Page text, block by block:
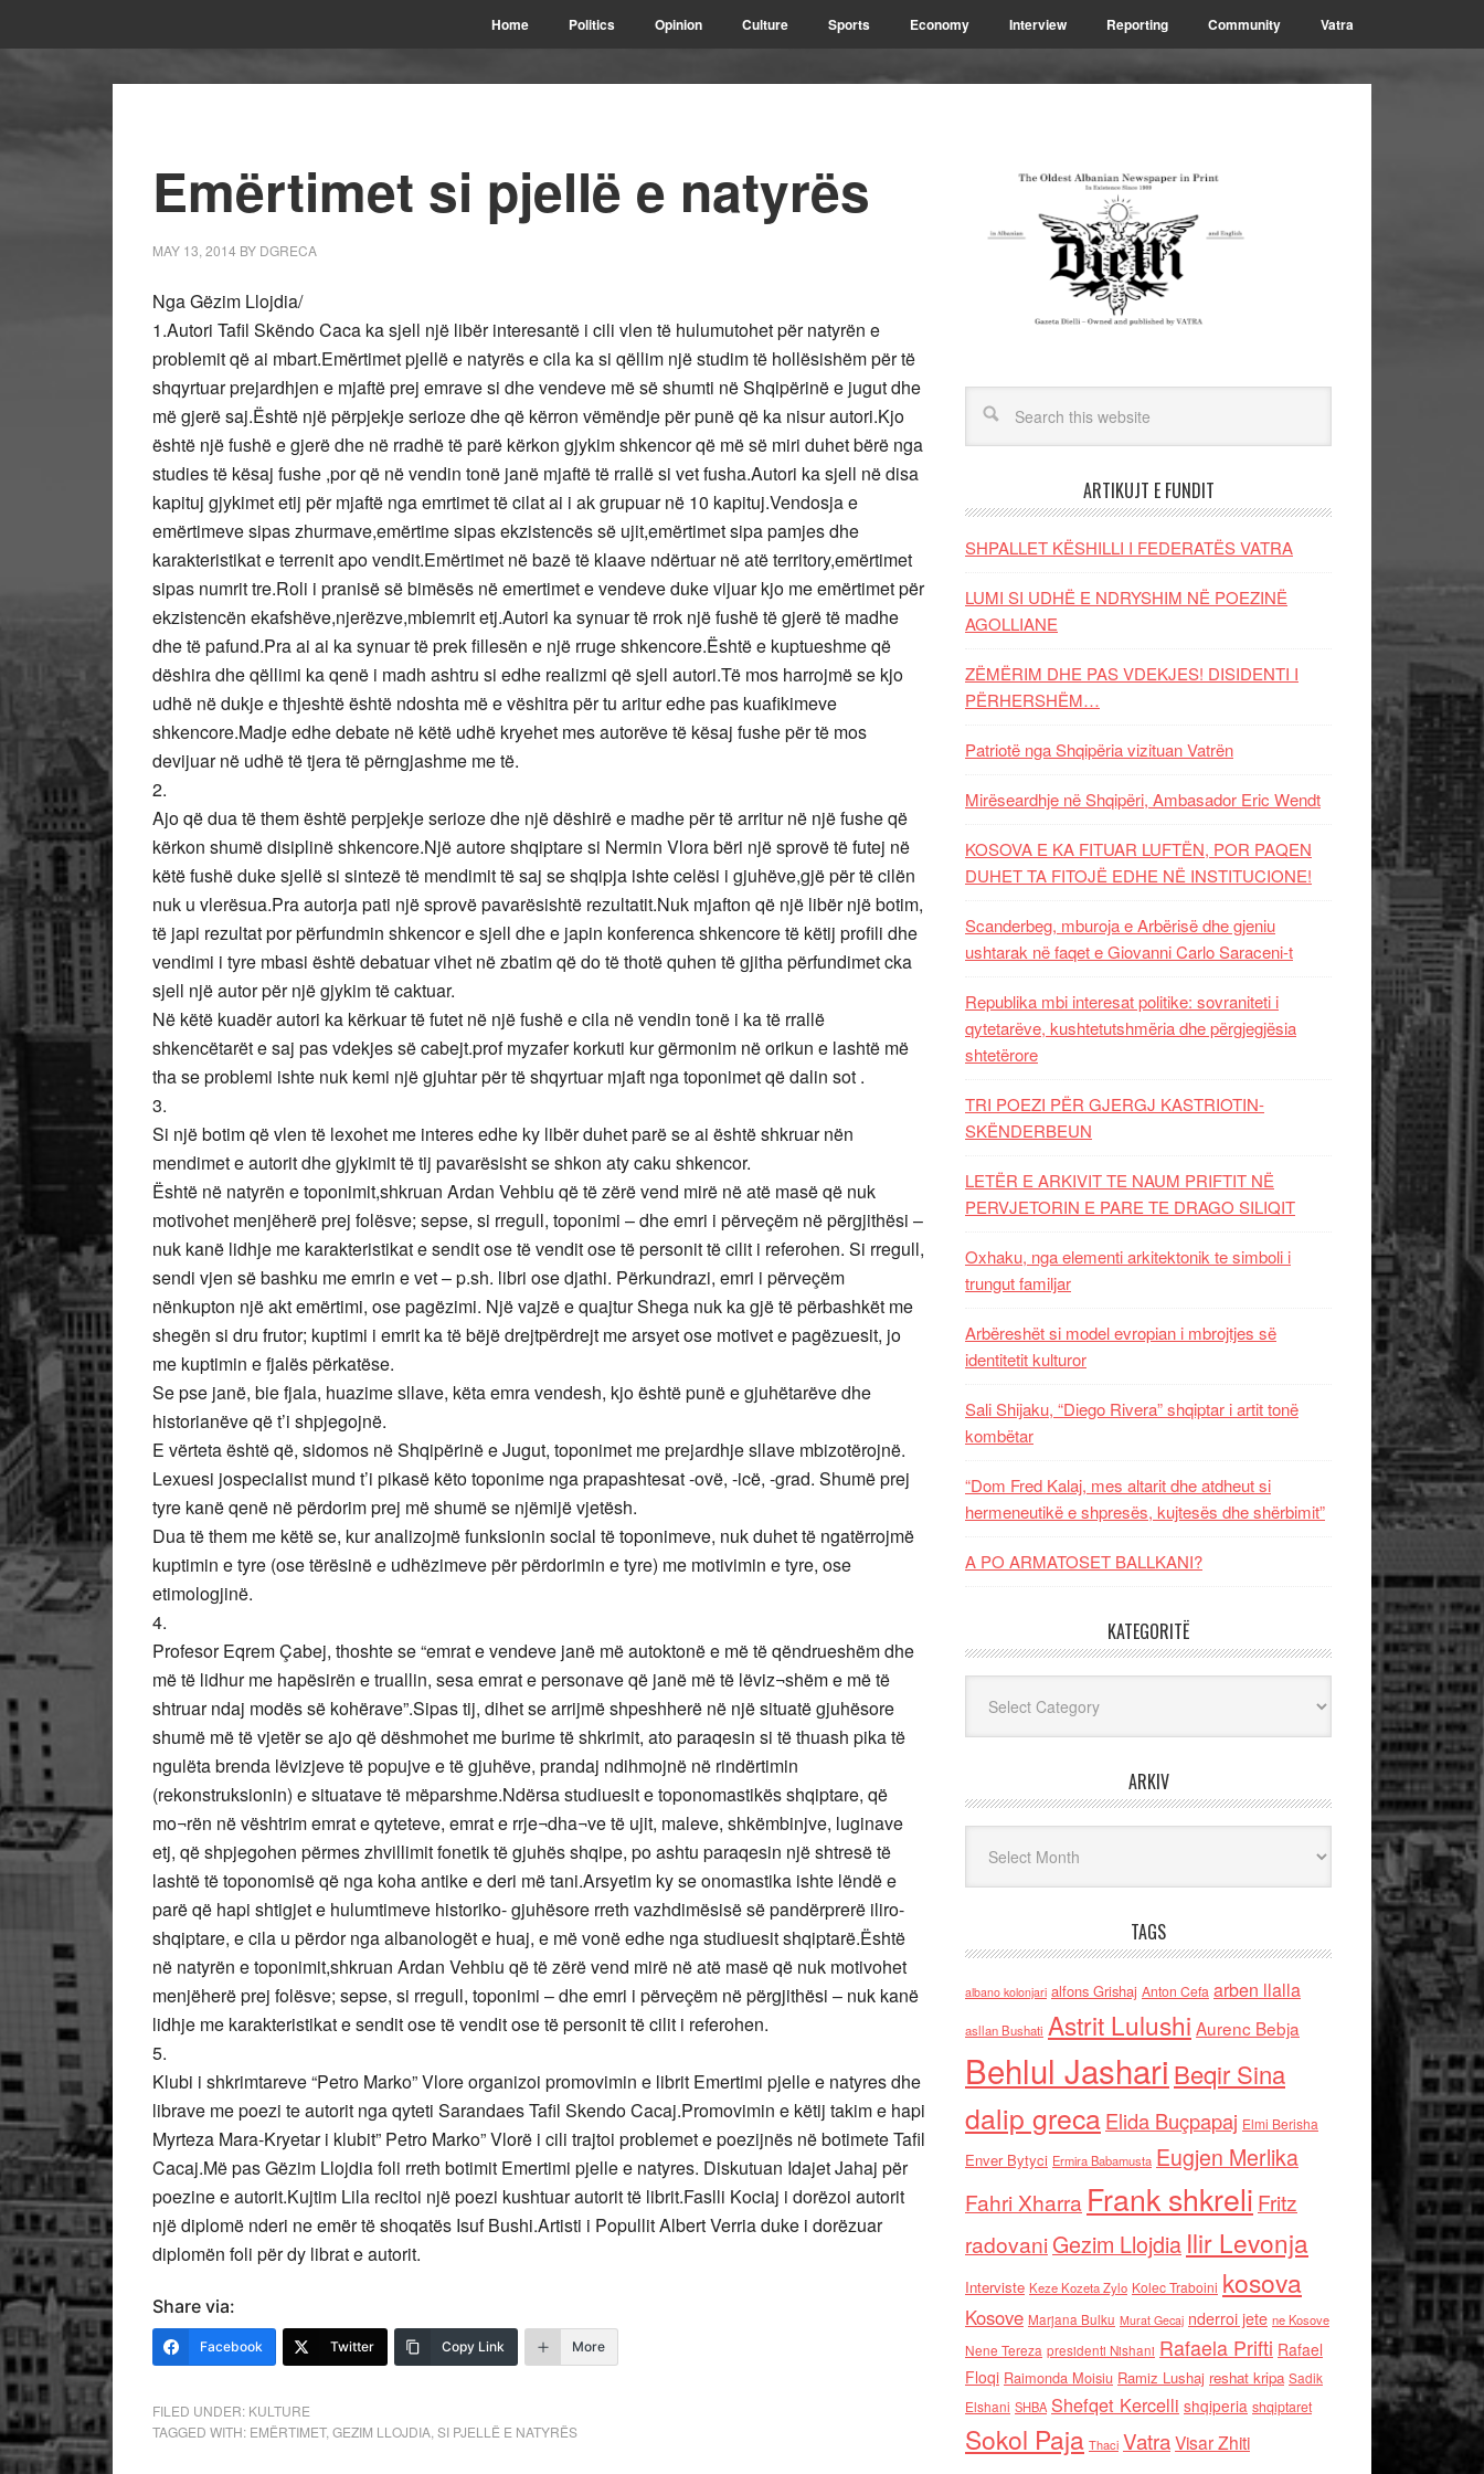
Home Politics Opinion Culture Sports Economy Interview Reporting Community Vatra
Emërtimet si pjellë e natyrës
MAY 13, 2014 BY DGRECA
Nga Gëzim Llojdia/
1.Autori Tafil Skëndo Caca ka sjell një libër interesantë i cili vlen të hulumutohet për natyrën e
problemit që ai mbart.Emërtimet pjellë e natyrës e cila ka si qëllim një studim të hollësishëm për të
shqyrtuar prejardhjen e mjaftë prej emrave si dhe vendeve më së shumti në Shqipërinë e jugut dhe
më gjerë saj.Është një përpjekje serioze dhe që kërron vëmëndje për punë që ka nisur autori.Kjo
është një fushë e gjerë dhe në rradhë të parë kërkon gjykim shkencor që më së miri duhet bërë nga
studies të kësaj fushe ,por që në vendin tonë janë mjaftë të rrallë si vet fusha.Autori ka sjell në disa
kapituj gjykimet etij për mjaftë nga emrtimet të cilat ai i ak grupuar në 10 kapituj.Vendosja e
emërtimeve sipas zhurmave,emërtime sipas ekzistencës së ujit,emërtimet sipa pamjes dhe
karakteristikat e terrenit apo vendit.Emërtimet në bazë të klaave ndërtuar në atë territory,emërtimet
sipas numrit tre.Roli i pranisë së bimësës në emertimet e vendeve duke vijuar kjo me emërtimet për
ekzistencën ekafshëve,njerëzve,mbiemrit etj.Autori ka synuar të rrok një fushë të gjerë të madhe
dhe të pafund.Pra ai ai ka synuar të prek fillesën e një rruge shkencore.Është e kuptueshme që
dëshira dhe qëllimi ka qenë i madh ashtru si edhe realizmi që sjell autori.Të mos harrojmë se kjo
udhë në dukje e thjeshtë është ndoshta më e vëshitra për tu aritur edhe pas kuafikimeve
shkencore.Madje edhe debate në këtë udhë kryehet mes autorëve të kësaj fushe për të mos
devijuar në udhë të tjera të përngjashme me të.
2.
Ajo që dua të them është perpjekje serioze dhe një dëshirë e madhe për të arritur në një fushe që
kërkon shumë disiplinë shkencore.Një autore shqiptare si Nermin Vlora bëri një sprovë të futej në
këtë fushë duke sjellë si sintezë të mendimit të saj se shqipja ishte celësi i gjuhëve,gjë për të cilën
nuk u vlerësua.Pra autorja pati një sprovë pavarësishtë rezultatit.Nuk mjafton që një libër një botim,
të japi rezultat por përfundmin shkencor e sjell dhe e japin konferenca shkencore të këtij profili dhe
vendimi i tyre mbasi është debatuar vihet në zbatim që do të thotë quhen të gjitha përfundimet cka
sjell një autor për një gjykim të caktuar.
Në këtë kuadër autori ka kërkuar të futet në një fushë e cila në vendin tonë i ka të rrallë
shkencëtarët e saj pas vdekjes së cabejt.prof myzafer korkuti kur gërmonim në orikun e lashtë më
tha se problemi ishte nuk kemi një gjuhtar për të shqyrtuar mjaft nga toponimet që dalin sot .
3.
Si një botim që vlen të lexohet me interes edhe ky libër duhet parë se ai është shkruar nën
mendimet e autorit dhe gjykimit të tij pavarësisht se shkon aty caku shkencor.
Është në natyrën e toponimit,shkruan Ardan Vehbiu që të zërë vend mirë në atë masë që nuk
motivohet menjëherë prej folësve; sepse, si rregull, toponimi – dhe emri i përveçëm në përgjithësi –
nuk kanë lidhje me karakteristikat e sendit ose të vendit ose të personit të cilit i referohen. Si rregull,
sendi vjen së bashku me emrin e vet – p.sh. libri ose djathi. Përkundrazi, emri i përveçëm
nënkupton një akt emërtimi, ose pagëzimi. Një vajzë e quajtur Shega nuk ka gjë të përbashkët me
shegën si dru frutor; kuptimi i emrit ka të bëjë drejtpërdrejt me arsyet ose motivet e pagëzuesit, jo
me kuptimin e fjalës përkatëse.
Se pse janë, bie fjala, huazime sllave, këta emra vendesh, kjo është punë e gjuhëtarëve dhe
historianëve që t’i shpjegojnë.
E vërteta është që, sidomos në Shqipërinë e Jugut, toponimet me prejardhje sllave mbizotërojnë.
Lexuesi jospecialist mund t’i pikasë këto toponime nga prapashtesat -ovë, -icë, -grad. Shumë prej
tyre kanë qenë në përdorim prej më shumë se njëmijë vjetësh.
Dua të them me këtë se, kur analizojmë funksionin social të toponimeve, nuk duhet të ngatërrojmë
kuptimin e tyre (ose tërësinë e udhëzimeve për përdorimin e tyre) me motivimin e tyre, ose
etimologjinë.
4.
Profesor Eqrem Çabej, thoshte se “emrat e vendeve janë më autoktonë e më të qëndrueshëm dhe
më të lidhur me hapësirën e truallin, sesa emrat e personave që janë më të lëviz¬shëm e më të
shtruar ndaj modës së kohërave”.Sipas tij, dihet se arrijmë shpeshherë në një situatë gjuhësore
shumë më të vjetër se ajo që dëshmohet me burime të shkrimit, ato paraqesin si të thuash pika të
ngulëta brenda lëvizjeve të popujve e të gjuhëve, prandaj ndihmojnë në rindërtimin
(rekonstruksionin) e situatave të mëparshme.Ndërsa studiuesit e toponomastikës shqiptare, që
mo¬rën në vështrim emrat e qyteteve, emrat e rrje¬dha¬ve të ujit, maleve, shkëmbinjve, luginave
etj, që shpjegohen përmes zhvillimit fonetik të gjuhës shqipe, po ashtu paraqesin një shtresë të
lashtë të toponomisë që nga koha antike e deri më tani.Arsyetim ky se onomastika ishte lëndë e
parë që hapi shtigjet e hulumtimeve historiko- gjuhësore rreth vazhdimësisë së pandërprerë iliro-
shqiptare, e cila u përdor nga albanologët e huaj, e më vonë edhe nga studiuesit shqiptarë.Është
në natyrën e toponimit,shkruan Ardan Vehbiu që të zërë vend mirë në atë masë që nuk motivohet
menjëherë prej folësve; sepse, si rregull, toponimi – dhe emri i përveçëm në përgjithësi – nuk kanë
lidhje me karakteristikat e sendit ose të vendit ose të personit të cilit i referohen.
5.
Klubi i shkrimtareve “Petro Marko” Vlore organizoi promovimin e librit Emertimi pjelle e natyres dhe
librave me poezi te autorit nga qyteti Sarandaes Tafil Skendo Cacaj.Promovimin e këtij takim e hapi
Myrteza Mara-Kryetar i klubit” Petro Marko” Vlorë i cili trajtoi problemet e poezijnës në botimete Tafil
Cacaj.Më pas Gëzim Llojdia foli rreth botimit Emertimi pjelle e natyres. Diskutuan Idajet Jahaj për
poezine e autorit.Kujtim Lila recitoi një poezi kushtuar autorit të librit.Faslli Kociaj i dorëzoi autorit
një diplomë nderi ne emër të shoqatës Isuf Bushi.Artisti i Popullit Albert Verria duke i dorëzuar
diplomën foli për dy librat e autorit.
Share via:
Facebook Twitter Copy Link More
FILED UNDER: KULTURE
TAGGED WITH: EMËRTIMET, GEZIM LLOJDIA SI PJELLË E NATYRËS
ARTIKUJT E FUNDIT
SHPALLET KËSHILLI I FEDERATËS VATRA
LUMI SI UDHË E NDRYSHIM NË POEZINË
AGOLLIANE
ZËMËRIM DHE PAS VDEKJES! DISIDENTI I
PËRHERSHËM…
Patriotë nga Shqipëria vizituan Vatrën
Mirëseardhje në Shqipëri, Ambasador Eric Wendt
KOSOVA E KA FITUAR LUFTËN, POR PAQEN
DUHET TA FITOJË EDHE NË INSTITUCIONE!
Scanderbeg, mburoja e Arbërisë dhe gjeniu
ushtarak në faqet e Giovanni Carlo Saraceni-t
Republika mbi interesat politike: sovraniteti i
qytetarëve, kushtetutshmëria dhe përgjegjësia
shtetërore
TRI POEZI PËR GJERGJ KASTRIOTIN-
SKËNDERBEUN
LETËR E ARKIVIT TE NAUM PRIFTIT NË
PERVJETORIN E PARE TE DRAGO SILIQIT
Oxhaku, nga elementi arkitektonik te simboli i
trungut familjar
Arbëreshët si model evropian i mbrojtjes së
identitetit kulturor
Sali Shijaku, “Diego Rivera” shqiptar i artit tonë
kombëtar
“Dom Fred Kalaj, mes altarit dhe atdheut si
hermeneutikë e shpresës, kujtesës dhe shërbimit”
A PO ARMATOSET BALLKANI?
KATEGORITË
ARKIV
TAGS
albano kolonjari alfons Grishaj Anton Cefa arben llalla
asllan Bushati Astrit Lulushi Aurenc Bebja
Behlul Jashari Beqir Sina
dalip grecaElida Buçpapaj Elmi Berisha
Enver Bytyci Ermira Babamusta Eugjen Merlika
Fahri Xharra Frank shkreli Fritz
radovaniGezim Llojdia Ilir Levonja
Interviste Keze Kozeta Zylo Kolec Traboini kosova
Kosove Marjana Bulku Murat Gecaj nderroi jete ne Kosove
Nene Tereza presidenti Nishani Rafaela Prifti Rafael
Floqi Raimonda Moisiu Ramiz Lushaj reshat kripa Sadik
Elshani SHBA Shefqet Kercelli shqiperia shqiptaret
Sokol Paja Thaci VatraVisar Zhiti